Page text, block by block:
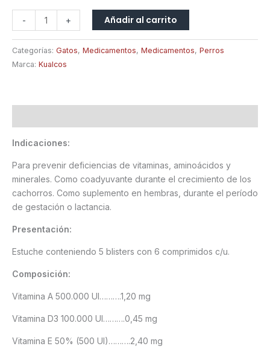
- + Añadir al carrito
Categorías: Gatos, Medicamentos, Medicamentos, Perros
Marca: Kualcos
Indicaciones:
Para prevenir deficiencias de vitaminas, aminoácidos y
minerales. Como coadyuvante durante el crecimiento de los
cachorros. Como suplemento en hembras, durante el período
de gestación o lactancia.
Presentación:
Estuche conteniendo 5 blisters con 6 comprimidos c/u.
Composición:
Vitamina A 500.000 UI……….1,20 mg
Vitamina D3 100.000 UI……….0,45 mg
Vitamina E 50% (500 UI)……….2,40 mg